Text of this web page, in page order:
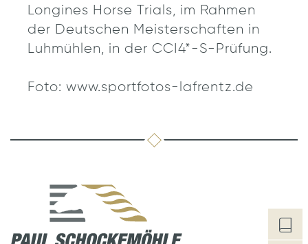
Longines Horse Trials, im Rahmen
der Deutschen Meisterschaften in
Luhmühlen, in der CCI4*-S-Prüfung.
Foto: www.sportfotos-lafrentz.de